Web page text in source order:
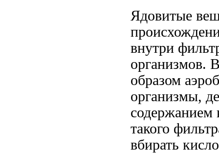
Ядовитые
внутри
организмов.
образом
организмы,
содержанием
такого
вбирать